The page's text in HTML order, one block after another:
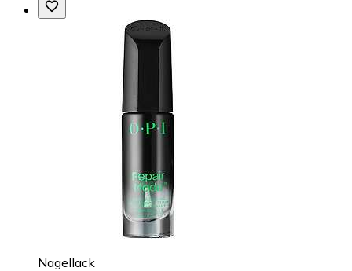
Nagellack